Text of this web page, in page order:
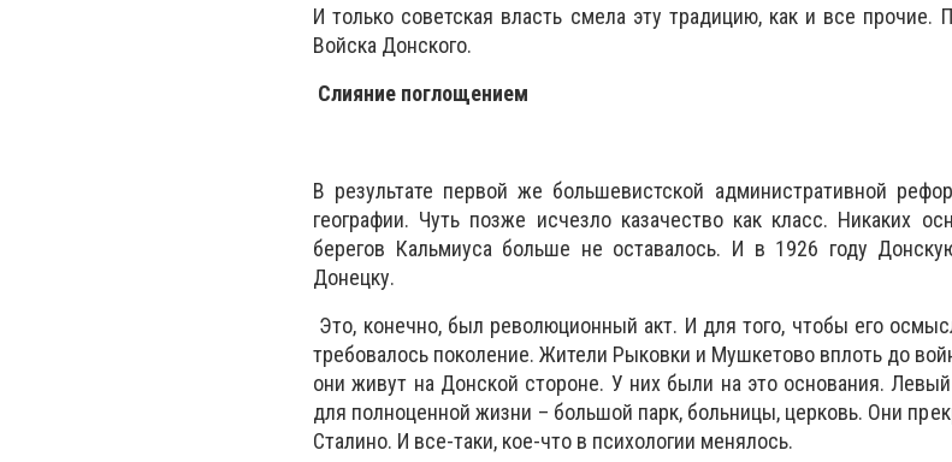
И только советская власть смела эту традицию, как и все прочие.
Войска Донского.
Слияние поглощением
В результате первой же большевистской административной
географии. Чуть позже исчезло казачество как класс. Никаких
берегов Кальмиуса больше не оставалось. И в 1926 году
Донецку.
Это, конечно, был революционный акт. И для того, чтобы его
требовалось поколение. Жители Рыковки и Мушкетово вплоть до
они живут на Донской стороне. У них были на это основания.
для полноценной жизни – большой парк, больницы, церковь. Они
Сталино. И все-таки, кое-что в психологии менялось.